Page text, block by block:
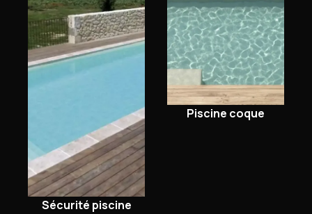
Sécurité piscine
Piscine coque